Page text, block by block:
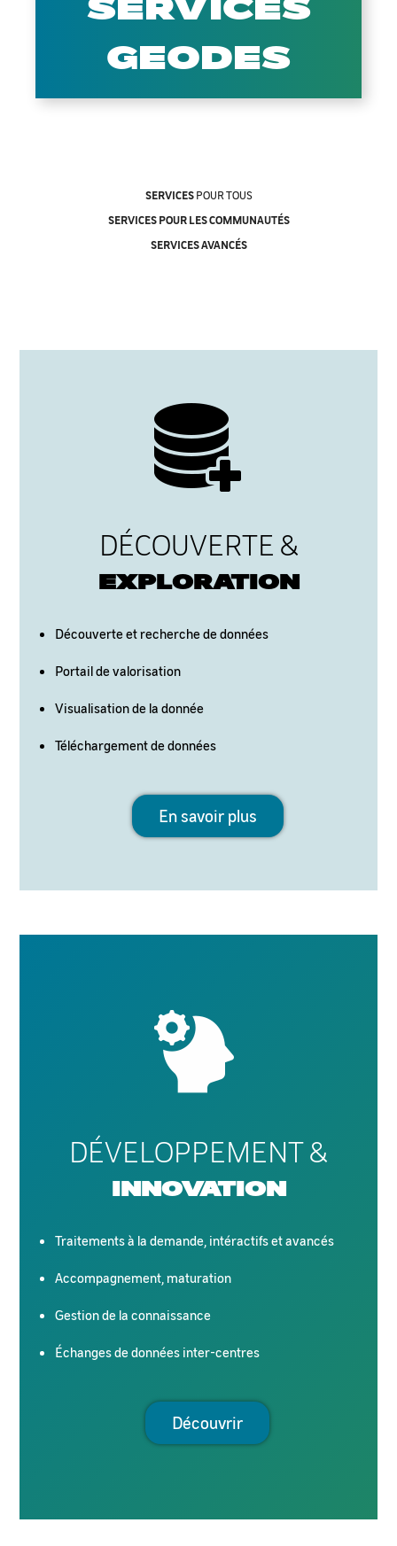
GEODES
SERVICESPOUR TOUS
SERVICES POUR LES COMMUNAUTÉS
SERVICES AVANCÉS
DÉCOUVERTE &
EXPLORATION
Découverte et recherche de données
Portail de valorisation
Visualisation de la donnée
Téléchargement de données
En savoir plus
DÉVELOPPEMENT &
INNOVATION
Traitements à la demande, intéractifs et avancés
Accompagnement, maturation
Gestion de la connaissance
Échanges de données inter-centres
Découvrir